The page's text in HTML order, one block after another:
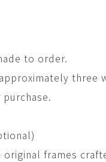
to order.
three
original frames